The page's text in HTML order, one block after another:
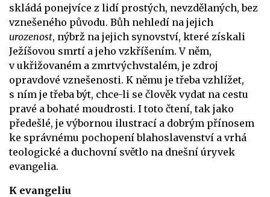
skládá ponejvíce z lidí prostých, nevzdělaných, bez
vznešeného původu. Bůh nehledí na jejich
urozenost, nýbrž na jejich synovství, které získali
Ježíšovou smrtí a jeho vzkříšením. V něm,
v ukřižovaném a zmrtvýchvstalém, je zdroj
opravdové vznešenosti. K němu je třeba vzhlížet,
s ním je třeba být, chce-li se člověk vydat na cestu
pravé a bohaté moudrosti. I toto čtení, tak jako
předešlé, je výbornou ilustrací a dobrým přínosem
ke správnému pochopení blahoslavenství a vrhá
teologické a duchovní světlo na dnešní úryvek
evangelia.
K evangeliu